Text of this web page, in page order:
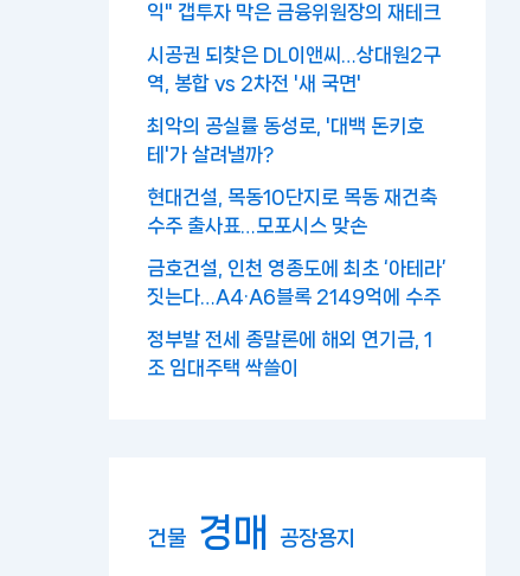
익" 갭투자 막은 금융위원장의 재테크
시공권 되찾은 DL이앤씨…상대원2구
역, 봉합 vs 2차전 '새 국면'
최악의 공실률 동성로, '대백 돈키호
테'가 살려낼까?
현대건설, 목동10단지로 목동 재건축
수주 출사표…모포시스 맞손
금호건설, 인천 영종도에 최초 ‘아테라’
짓는다…A4·A6블록 2149억에 수주
정부발 전세 종말론에 해외 연기금, 1
조 임대주택 싹쓸이
건물 경매 공장용지